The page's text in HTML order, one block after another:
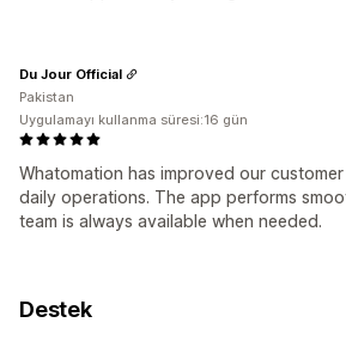
Whatomation has improved our
daily operations. The app performs
team is always available when needed.
Du Jour Official
Pakistan
Uygulamayı kullanma süresi:16 gün
Destek